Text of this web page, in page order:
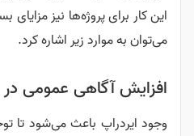
این کار برای پروژه‌ها نیز مزایای
می‌توان به موارد زیر اشاره کرد.
افزایش آگاهی عمومی
وجود ایردراپ باعث می‌شود تا